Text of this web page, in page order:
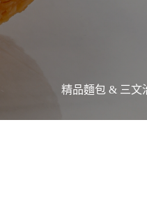
精品麵包 & 三文